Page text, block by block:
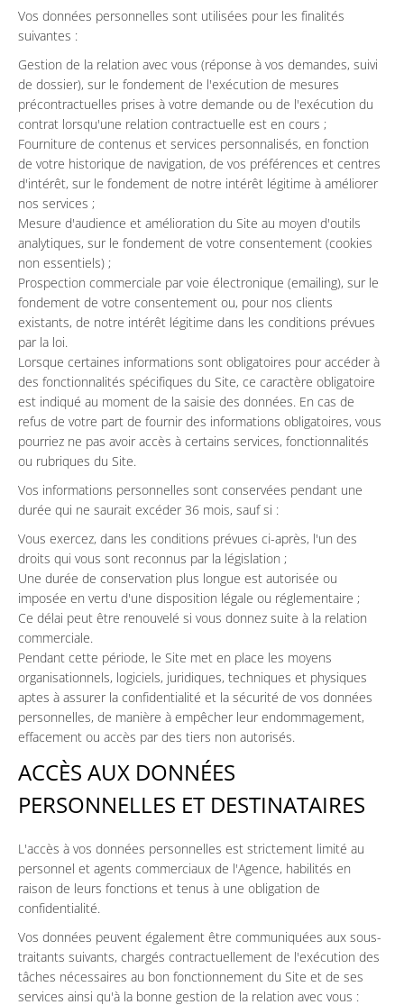
Vos données personnelles sont utilisées pour les finalités
suivantes :
Gestion de la relation avec vous (réponse à vos demandes, suivi
de dossier), sur le fondement de l'exécution de mesures
précontractuelles prises à votre demande ou de l'exécution du
contrat lorsqu'une relation contractuelle est en cours ;
Fourniture de contenus et services personnalisés, en fonction
de votre historique de navigation, de vos préférences et centres
d'intérêt, sur le fondement de notre intérêt légitime à améliorer
nos services ;
Mesure d'audience et amélioration du Site au moyen d'outils
analytiques, sur le fondement de votre consentement (cookies
non essentiels) ;
Prospection commerciale par voie électronique (emailing), sur le
fondement de votre consentement ou, pour nos clients
existants, de notre intérêt légitime dans les conditions prévues
par la loi.
Lorsque certaines informations sont obligatoires pour accéder à
des fonctionnalités spécifiques du Site, ce caractère obligatoire
est indiqué au moment de la saisie des données. En cas de
refus de votre part de fournir des informations obligatoires, vous
pourriez ne pas avoir accès à certains services, fonctionnalités
ou rubriques du Site.
Vos informations personnelles sont conservées pendant une
durée qui ne saurait excéder 36 mois, sauf si :
Vous exercez, dans les conditions prévues ci-après, l'un des
droits qui vous sont reconnus par la législation ;
Une durée de conservation plus longue est autorisée ou
imposée en vertu d'une disposition légale ou réglementaire ;
Ce délai peut être renouvelé si vous donnez suite à la relation
commerciale.
Pendant cette période, le Site met en place les moyens
organisationnels, logiciels, juridiques, techniques et physiques
aptes à assurer la confidentialité et la sécurité de vos données
personnelles, de manière à empêcher leur endommagement,
effacement ou accès par des tiers non autorisés.
ACCÈS AUX DONNÉES
PERSONNELLES ET DESTINATAIRES
L'accès à vos données personnelles est strictement limité au
personnel et agents commerciaux de l'Agence, habilités en
raison de leurs fonctions et tenus à une obligation de
confidentialité.
Vos données peuvent également être communiquées aux sous-
traitants suivants, chargés contractuellement de l'exécution des
tâches nécessaires au bon fonctionnement du Site et de ses
services ainsi qu'à la bonne gestion de la relation avec vous :